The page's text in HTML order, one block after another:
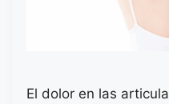
El dolor en las